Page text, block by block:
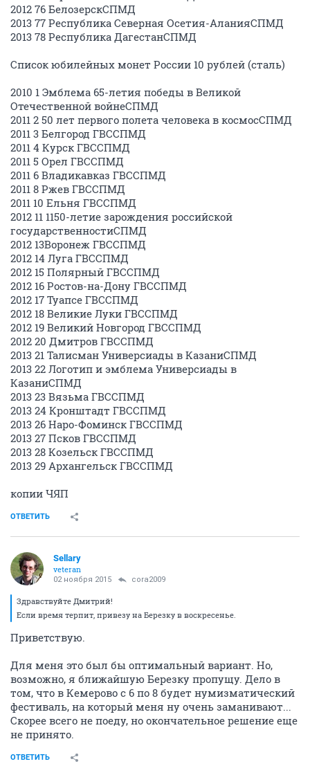
2012 76 БелозерскСПМД
2013 77 Республика Северная Осетия-АланияСПМД
2013 78 Республика ДагестанСПМД
Список юбилейных монет России 10 рублей (сталь)
2010 1 Эмблема 65-летия победы в Великой
Отечественной войнеСПМД
2011 2 50 лет первого полета человека в космосСПМД
2011 3 Белгород ГВССПМД
2011 4 Курск ГВССПМД
2011 5 Орел ГВССПМД
2011 6 Владикавказ ГВССПМД
2011 8 Ржев ГВССПМД
2011 10 Ельня ГВССПМД
2012 11 1150-летие зарождения российской
государственностиСПМД
2012 13Воронеж ГВССПМД
2012 14 Луга ГВССПМД
2012 15 Полярный ГВССПМД
2012 16 Ростов-на-Дону ГВССПМД
2012 17 Туапсе ГВССПМД
2012 18 Великие Луки ГВССПМД
2012 19 Великий Новгород ГВССПМД
2012 20 Дмитров ГВССПМД
2013 21 Талисман Универсиады в КазаниСПМД
2013 22 Логотип и эмблема Универсиады в
КазаниСПМД
2013 23 Вязьма ГВССПМД
2013 24 Кронштадт ГВССПМД
2013 26 Наро-Фоминск ГВССПМД
2013 27 Псков ГВССПМД
2013 28 Козельск ГВССПМД
2013 29 Архангельск ГВССПМД
копии ЧЯП
ОТВЕТИТЬ
Sellary
veteran
02 ноября 2015 cora2009
Здравствуйте Дмитрий!
Если время терпит, привезу на Березку в воскресенье.
Приветствую.
Для меня это был бы оптимальный вариант. Но,
возможно, я ближайшую Березку пропущу. Дело в
том, что в Кемерово с 6 по 8 будет нумизматический
фестиваль, на который меня ну очень заманивают...
Скорее всего не поеду, но окончательное решение еще
не принято.
ОТВЕТИТЬ